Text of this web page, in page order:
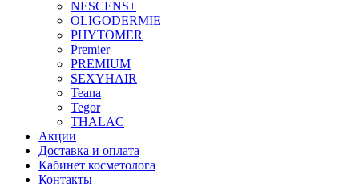
NESCENS+
OLIGODERMIE
PHYTOMER
Premier
PREMIUM
SEXYHAIR
Teana
Tegor
THALAC
Акции
Доставка и оплата
Кабинет косметолога
Контакты